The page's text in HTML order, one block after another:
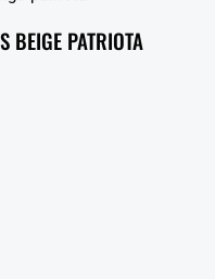
BEIGE PATRIOTA